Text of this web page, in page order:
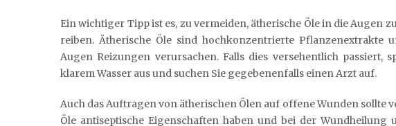
Ein wichtiger Tipp ist es, zu vermeiden, ätherische Öle in die Augen
reiben. Ätherische Öle sind hochkonzentrierte
Augen Reizungen verursachen. Falls dies versehentlich
klarem Wasser aus und suchen Sie gegebenenfalls einen Arzt auf.
Auch das Auftragen von ätherischen Ölen auf offene Wunden sollte
Öle antiseptische Eigenschaften haben und bei der